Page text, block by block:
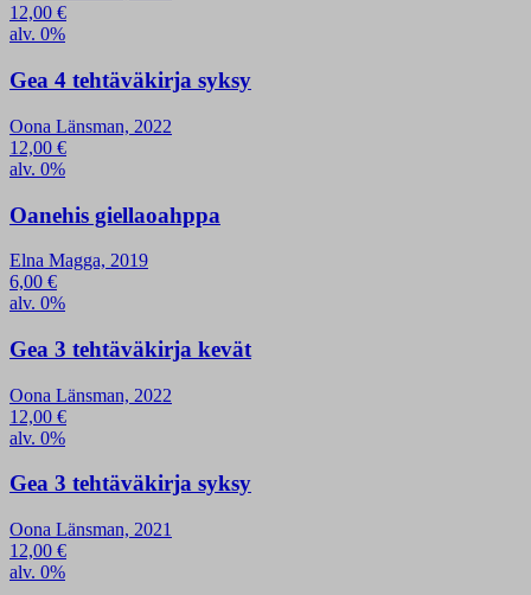
12,00 €
alv. 0%
Gea 4 tehtäväkirja syksy
Oona Länsman, 2022
12,00 €
alv. 0%
Oanehis giellaoahppa
Elna Magga, 2019
6,00 €
alv. 0%
Gea 3 tehtäväkirja kevät
Oona Länsman, 2022
12,00 €
alv. 0%
Gea 3 tehtäväkirja syksy
Oona Länsman, 2021
12,00 €
alv. 0%